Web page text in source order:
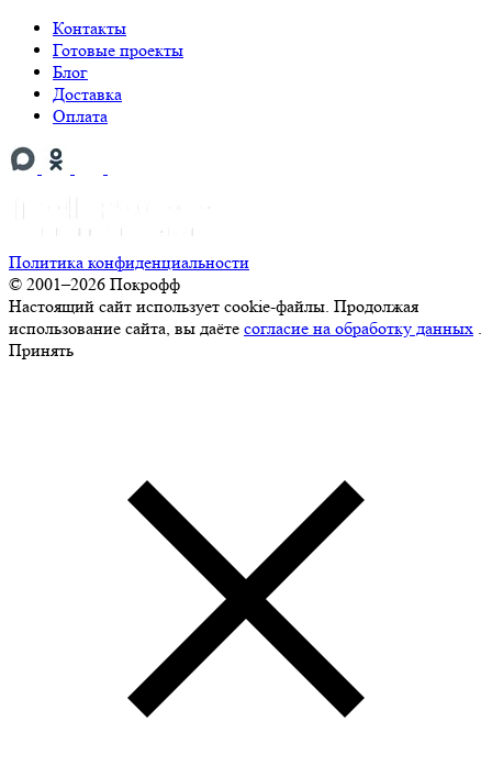
Контакты
Готовые проекты
Блог
Доставка
Оплата
Политика конфиденциальности
© 2001–2026 Покрофф
Настоящий сайт использует cookie-файлы. Продолжая
использование сайта, вы даёте согласие на обработку данных .
Принять